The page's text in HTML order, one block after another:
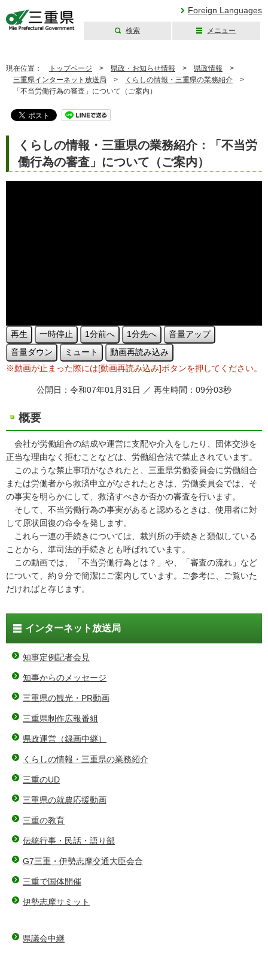
Foreign Languages
検索 メニュー
現在位置： トップページ > 県政・お知らせ情報 > 県政情報 >
三重県インターネット放送局 > くらしの情報・三重県の業務紹介 >
「不当労働行為の審査」について（ご案内）
くらしの情報・三重県の業務紹介：「不当労
働行為の審査」について（ご案内）
再生 一時停止 1分前へ 1分先へ
音量アップ
音量ダウン
ミュート
動画再読み込み
※動画が止まった際には[動画再読み込み]ボタンを押してください。
公開日：令和07年01月31日 ／ 再生時間：09分03秒
概要
会社が労働組合の結成や運営に支配や介入をしたり、団体交渉を
正当な理由なく拒むことなどは、労働組合法で禁止されています。
このような禁止事項がなされたと、三重県労働委員会に労働組合
または労働者から救済申立がなされたときは、労働委員会では、そ
の事実を明らかにして、救済すべきか否かの審査を行います。
そして、不当労働行為の事実があると認めるときは、使用者に対
して原状回復の命令を発します。
これら一連の手続きについては、裁判所の手続きと類似している
ことから、準司法的手続きとも呼ばれています。
この動画では、「不当労働行為とは？」や、「審査の流れ」など
について、約９分で簡潔にご案内しています。ご参考に、ご覧いた
だければと存じます。
インターネット放送局
知事定例記者会見
知事からのメッセージ
三重県の観光・PR動画
三重県制作広報番組
県政運営（録画中継）
くらしの情報・三重県の業務紹介
三重のUD
三重県の就農応援動画
三重の教育
伝統行事・民話・語り部
G7三重・伊勢志摩交通大臣会合
三重で国体開催
伊勢志摩サミット
県議会中継